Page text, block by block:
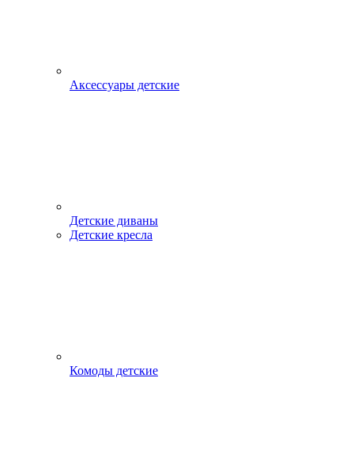
Аксессуары детские
Детские диваны
Детские кресла
Комоды детские